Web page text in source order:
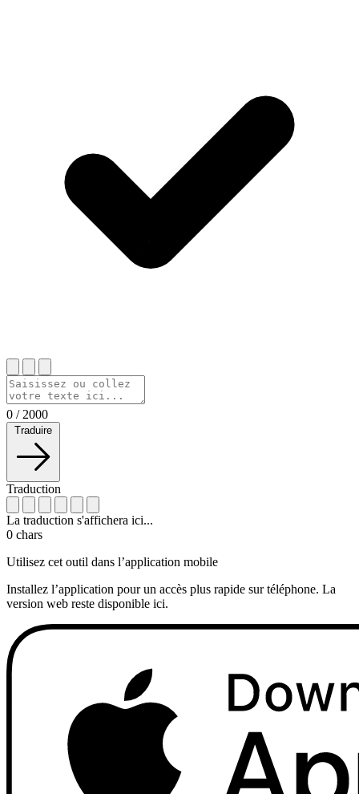
0 / 2000
Traduire
Traduction
La traduction s'affichera ici...
0 chars
Utilisez cet outil dans l’application mobile
Installez l’application pour un accès plus rapide sur téléphone. La
version web reste disponible ici.